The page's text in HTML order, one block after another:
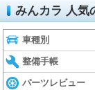
みんカラ 人気
車種別
整備手帳
パーツレビュー